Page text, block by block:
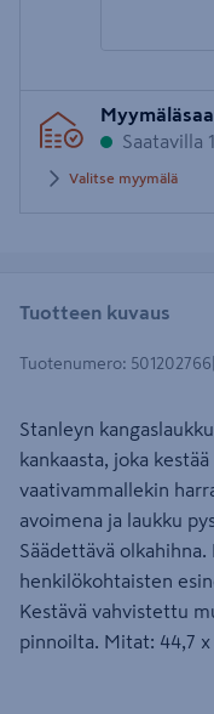
postinumero
Saatavilla
Valitse myymälä
Tuotteen kuvaus
Tuotenumero: 501202766
Stanleyn
kankaasta, joka
vaativammallekin
avoimena ja laukku
Säädettävä
henkilökohtaisten
Kestävä vahvistettu
pinnoilta. Mitat: 44,7 x